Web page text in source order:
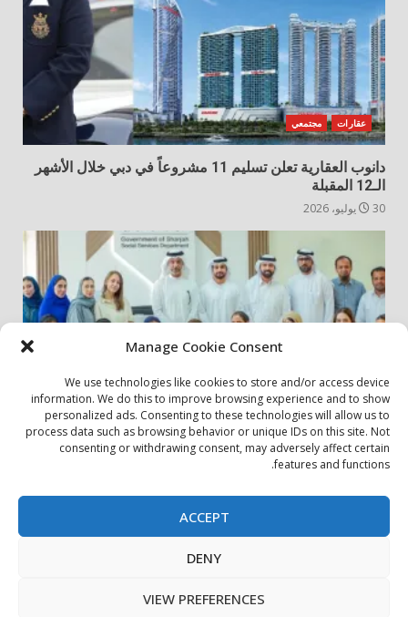
Manage Cookie Consent
We use technologies like cookies to store and/or access device
information. We do this to improve browsing experience and to show
personalized ads. Consenting to these technologies will allow us to
process data such as browsing behavior or unique IDs on this site. Not
consenting or withdrawing consent, may adversely affect certain
features and functions.
ACCEPT
DENY
VIEW PREFERENCES
عقارات مجتمعي
دانوب العقارية تعلن تسليم 11 مشروعاً في دبي خلال الأشهر
الـ12 المقبلة
30 يوليو، 2026
أخبار المجتمع مجتمعي
الشارقة لإدارة الأصول تنظم زيارة إلى دار رعاية المسنين
بيان الخصوصية سياسة ملفات تعريف الارتباط
اتصل بنا
حول الموقع
Copyright © All rights reserved.|DarkNews